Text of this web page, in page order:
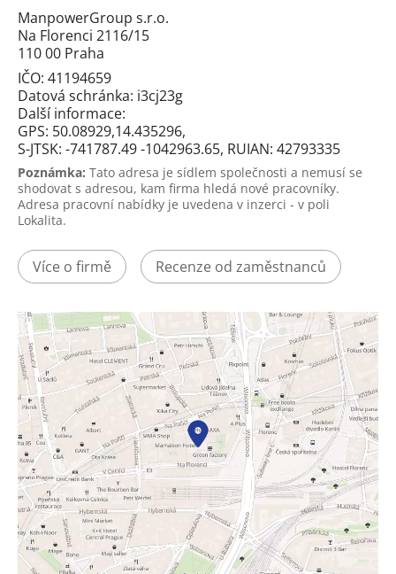
ManpowerGroup s.r.o.
Na Florenci 2116/15
110 00 Praha
IČO: 41194659
Datová schránka: i3cj23g
Další informace:
GPS: 50.08929,14.435296,
S-JTSK: -741787.49 -1042963.65, RUIAN: 42793335
Poznámka: Tato adresa je sídlem společnosti a nemusí se
shodovat s adresou, kam firma hledá nové pracovníky.
Adresa pracovní nabídky je uvedena v inzerci - v poli
Lokalita.
Více o firmě Recenze od zaměstnanců